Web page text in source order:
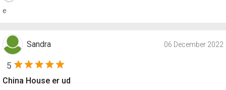
e
Sandra 06 December 2022
5
China House er ud